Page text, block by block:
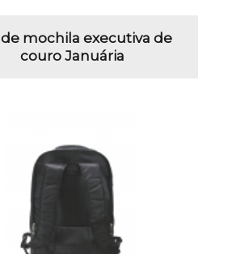
de mochila executiva de
couro Januária